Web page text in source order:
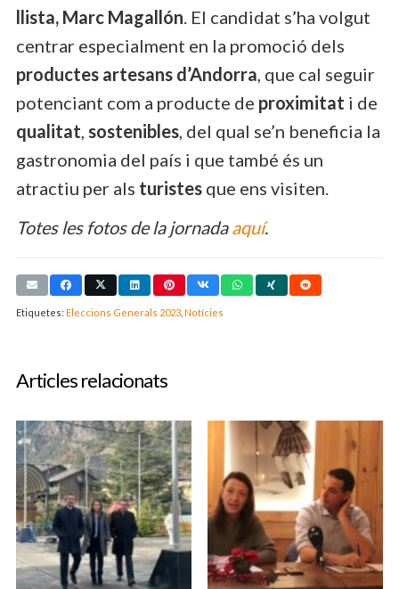
llista, Marc Magallón. El candidat s’ha volgut
centrar especialment en la promoció dels
productes artesans d’Andorra, que cal seguir
potenciant com a producte de proximitat i de
qualitat, sostenibles, del qual se’n beneficia la
gastronomia del país i que també és un
atractiu per als turistes que ens visiten.
Totes les fotos de la jornadaaquí.
Etiquetes: Eleccions Generals 2023 Notícies
Articles relacionats